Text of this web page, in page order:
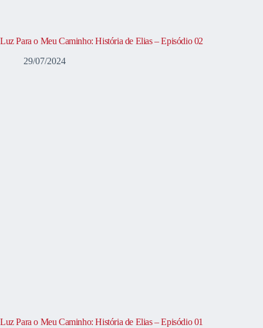
Luz Para o Meu Caminho: História de Elias – Episódio 02
29/07/2024
Luz Para o Meu Caminho: História de Elias – Episódio 01